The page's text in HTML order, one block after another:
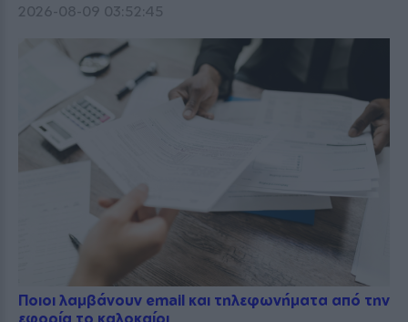
2026-08-09 03:52:45
Ποιοι λαμβάνουν email και τηλεφωνήματα από την
εφορία το καλοκαίρι